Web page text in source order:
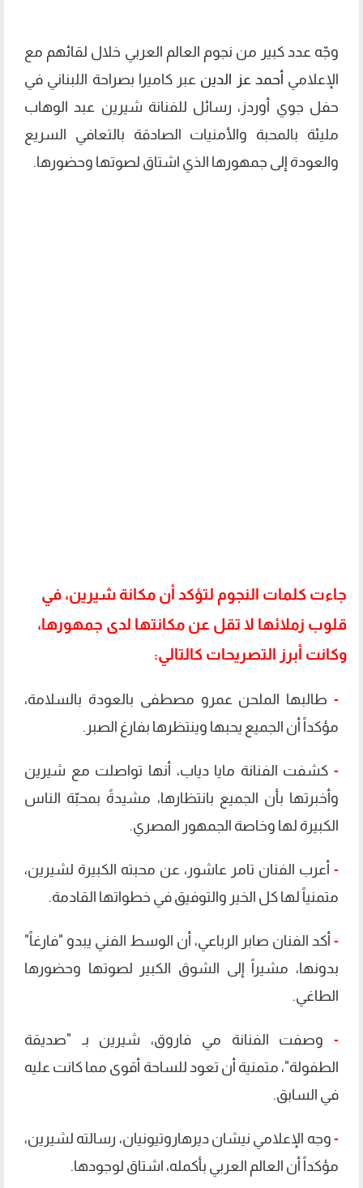
وجّه عدد كبير من نجوم العالم العربي خلال لقائهم مع
الإعلامي أحمد عز الدين عبر كاميرا بصراحة اللبناني في
حفل جوي أوردز، رسائل للفنانة شيرين عبد الوهاب
مليئة بالمحبة والأمنيات الصادقة بالتعافي السريع
والعودة إلى جمهورها الذي اشتاق لصوتها وحضورها.
​جاءت كلمات النجوم لتؤكد أن مكانة شيرين، في
قلوب زملائها لا تقل عن مكانتها لدى جمهورها،
وكانت أبرز التصريحات كالتالي:
- طالبها ​الملحن عمرو مصطفى بالعودة بالسلامة،
مؤكداً أن الجميع يحبها وينتظرها بفارغ الصبر.
- كشفت ​الفنانة مايا دياب، أنها تواصلت مع شيرين
وأخبرتها بأن الجميع بانتظارها، مشيدةً بمحبّة الناس
الكبيرة لها وخاصة الجمهور المصري.
- أعرب ​الفنان تامر عاشور، عن محبته الكبيرة لشيرين،
متمنياً لها كل الخير والتوفيق في خطواتها القادمة.
- أكد ​الفنان صابر الرباعي، أن الوسط الفني يبدو "فارغاً"
بدونها، مشيراً إلى الشوق الكبير لصوتها وحضورها
الطاغي.
​- وصفت الفنانة مي فاروق، شيرين بـ "صديقة
الطفولة"، متمنية أن تعود للساحة أقوى مما كانت عليه
في السابق.
- وجه​ الإعلامي نيشان ديرهاروتيونيان، رسالته لشيرين،
مؤكداً أن العالم العربي بأكمله، اشتاق لوجودها.